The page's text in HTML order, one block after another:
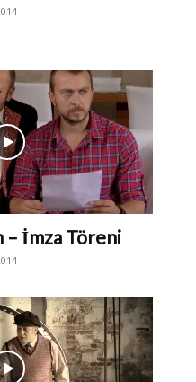
– İmza Töreni